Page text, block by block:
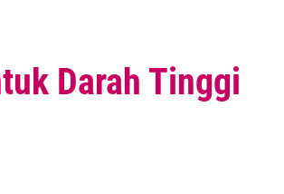
Darah Tinggi